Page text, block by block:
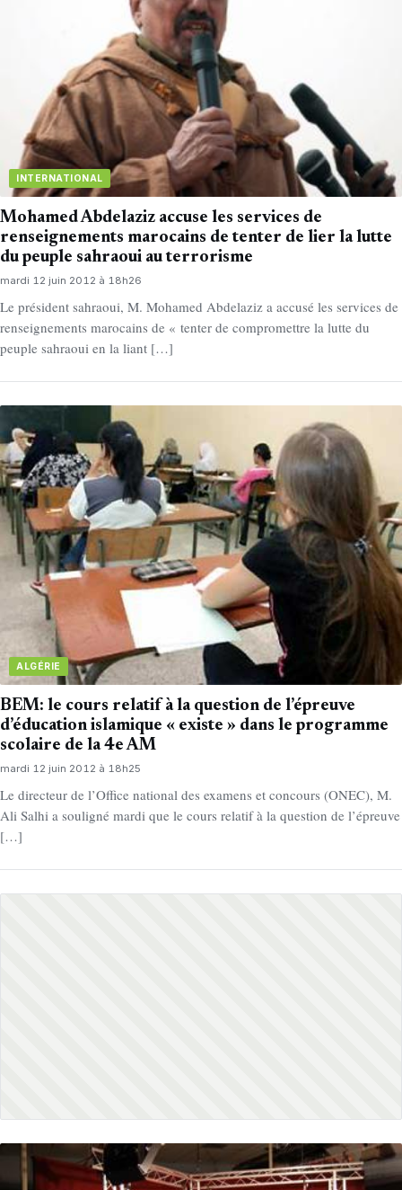
INTERNATIONAL
Mohamed Abdelaziz accuse les services de
renseignements marocains de tenter de lier la lutte
du peuple sahraoui au terrorisme
mardi 12 juin 2012 à 18h26
Le président sahraoui, M. Mohamed Abdelaziz a accusé les services de
renseignements marocains de « tenter de compromettre la lutte du
peuple sahraoui en la liant […]
ALGÉRIE
BEM: le cours relatif à la question de l’épreuve
d’éducation islamique « existe » dans le programme
scolaire de la 4e AM
mardi 12 juin 2012 à 18h25
Le directeur de l’Office national des examens et concours (ONEC), M.
Ali Salhi a souligné mardi que le cours relatif à la question de l’épreuve
[…]